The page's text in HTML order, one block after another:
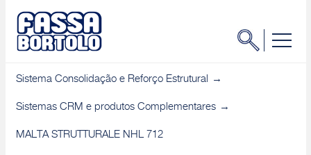
Sistema Consolidação e Reforço Estrutural
Sistemas CRM e produtos Complementares
MALTA STRUTTURALE NHL 712